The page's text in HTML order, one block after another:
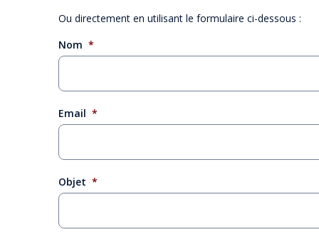
Ou directement en utilisant le formulaire ci-dessous :
Nom *
Email *
Objet *